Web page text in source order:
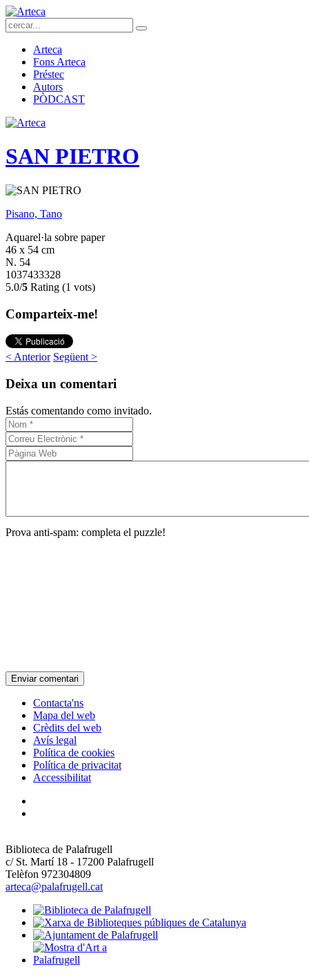
Arteca
Fons Arteca
Préstec
Autors
PÒDCAST
SAN PIETRO
Pisano, Tano
Aquarel·la sobre paper
46 x 54 cm
N. 54
1037433328
5.0/5 Rating (1 vots)
Comparteix-me!
< Anterior Següent >
Deixa un comentari
Estás comentando como invitado.
Prova anti-spam: completa el puzzle!
Contacta'ns
Mapa del web
Crèdits del web
Avís legal
Política de cookies
Política de privacitat
Accessibilitat
Biblioteca de Palafrugell
c/ St. Martí 18 - 17200 Palafrugell
Telèfon 972304809
arteca@palafrugell.cat